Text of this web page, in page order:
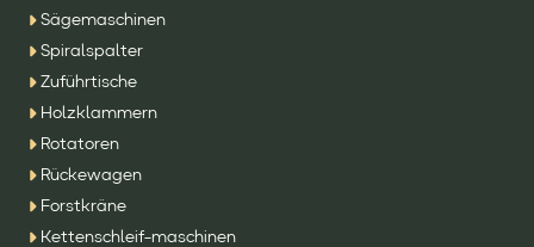
Sägemaschinen
Spiralspalter
Zuführtische
Holzklammern
Rotatoren
Rückewagen
Forstkräne
Kettenschleif-maschinen